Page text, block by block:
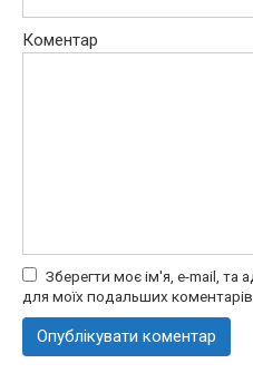
Коментар
Зберегти моє ім'я, e-mail, та
для моїх подальших коментарів.